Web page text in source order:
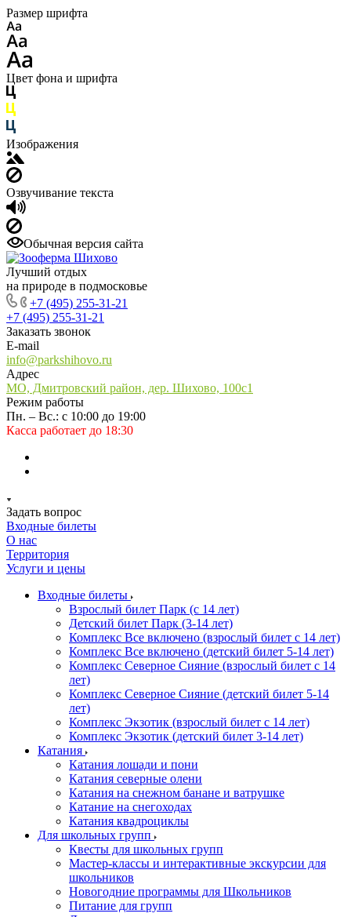
Размер шрифта
Цвет фона и шрифта
Изображения
Озвучивание текста
Обычная версия сайта
Лучший отдых
на природе в подмосковье
+7 (495) 255-31-21
+7 (495) 255-31-21
Заказать звонок
E-mail
info@parkshihovo.ru
Адрес
МО, Дмитровский район, дер. Шихово, 100с1
Режим работы
Пн. – Вс.: с 10:00 до 19:00
Касса работает до 18:30
Задать вопрос
Входные билеты
О нас
Территория
Услуги и цены
Входные билеты
Взрослый билет Парк (с 14 лет)
Детский билет Парк (3-14 лет)
Комплекс Все включено (взрослый билет с 14 лет)
Комплекс Все включено (детский билет 5-14 лет)
Комплекс Северное Сияние (взрослый билет с 14
лет)
Комплекс Северное Сияние (детский билет 5-14
лет)
Комплекс Экзотик (взрослый билет с 14 лет)
Комплекс Экзотик (детский билет 3-14 лет)
Катания
Катания лошади и пони
Катания северные олени
Катания на снежном банане и ватрушке
Катание на снегоходах
Катания квадроциклы
Для школьных групп
Квесты для школьных групп
Мастер-классы и интерактивные экскурсии для
школьников
Новогодние программы для Школьников
Питание для групп